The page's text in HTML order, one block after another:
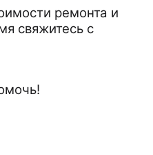
ремонта и
свяжитесь с